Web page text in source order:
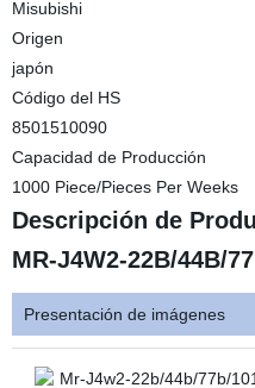
Misubishi
Origen
japón
Código del HS
8501510090
Capacidad de Producción
1000 Piece/Pieces Per Weeks
Descripción de
MR-J4W2-22B/44B/
Presentación de imágenes